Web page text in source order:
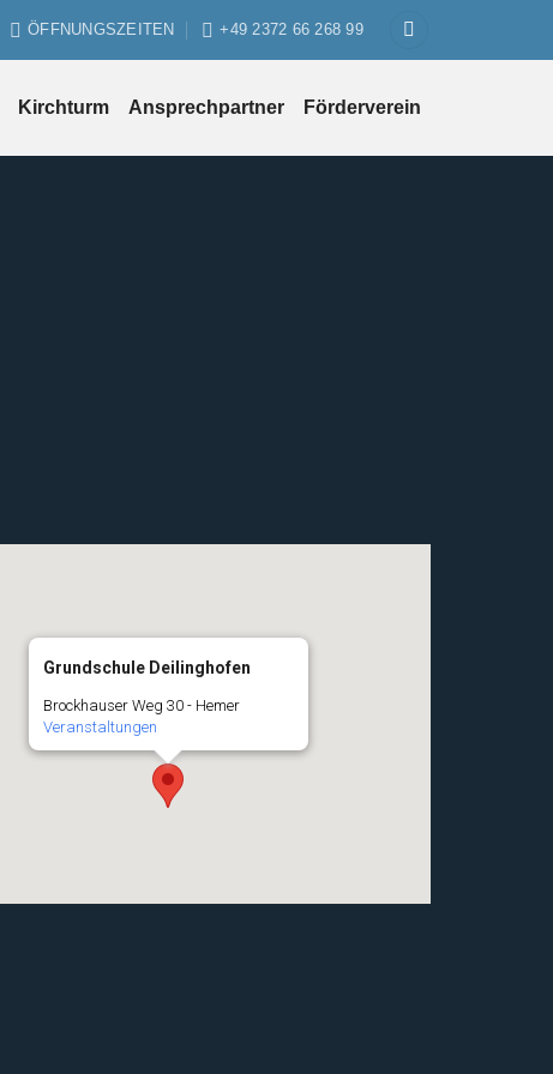
ÖFFNUNGSZEITEN +49 2372 66 268 99
Kirchturm Ansprechpartner Förderverein
Grundschule Deilinghofen
Brockhauser Weg 30 - Hemer
Veranstaltungen